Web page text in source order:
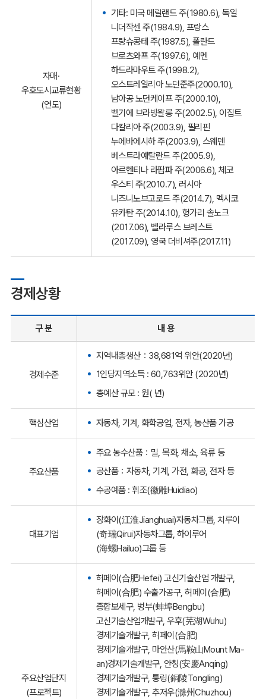
자매·
우호도시교류현황
(연도)
기타: 미국 메릴랜드 주(1980.6), 독일
니더작센 주(1984.9), 프랑스
프랑슈콩테 주(1987.5), 폴란드
브로츠와프 주(1997.6), 예멘
하드라마우트 주(1998.2),
오스트레일리아 노던준주(2000.10),
남아공 노던케이프 주(2000.10),
벨기에 브라방왈롱 주(2002.5), 이집트
다칼리아 주(2003.9), 필리핀
누에바에시하 주(2003.9), 스웨덴
베스트라예탈란드 주(2005.9),
아르헨티나 라팜파 주(2006.6), 체코
우스티 주(2010.7), 러시아
니즈니노브고로드 주(2014.7), 멕시코
유카탄 주(2014.10), 헝가리 솔노크
(2017.06), 벨라루스 브레스트
(2017.09), 영국 더비셔주(2017.11)
경제상황
구 분 내 용
경제수준
지역내총생산：38,681억 위안(2020년)
1인당지역소득 : 60,763위안 (2020년)
총예산 규모 : 원( 년)
핵심산업 자동차, 기계, 화학공업, 전자, 농산품 가공
주요산품
주요 농수산품：밀, 목화, 채소, 육류 등
공산품：자동차, 기계, 가전, 화공, 전자 등
수공예품 : 휘조(徽雕Huidiao)
대표기업
장화이(江淮Jianghuai)자동차그룹, 치루이
(奇瑞Qirui)자동차그룹, 하이루어
(海螺Hailuo)그룹 등
주요산업단지
(프로젝트)
허페이(合肥Hefei) 고신기술산업 개발구,
허페이(合肥) 수출가공구, 허페이(合肥)
종합보세구, 벙부(蚌埠Bengbu)
고신기술산업개발구, 우후(芜湖Wuhu)
경제기술개발구, 허페이(合肥)
경제기술개발구, 마안산(馬鞍山Mount Ma-
an)경제기술개발구, 안칭(安慶Anqing)
경제기술개발구, 퉁링(銅陵Tongling)
경제기술개발구, 추저우(滁州Chuzhou)